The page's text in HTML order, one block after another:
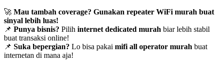
🚀 Mau tambah coverage? Gunakan repeater WiFi murah buat
sinyal lebih luas!
📌 Punya bisnis? Pilih internet dedicated murah biar lebih stabil
buat transaksi online!
📌 Suka bepergian? Lo bisa pakai mifi all operator murah buat
internetan di mana aja!